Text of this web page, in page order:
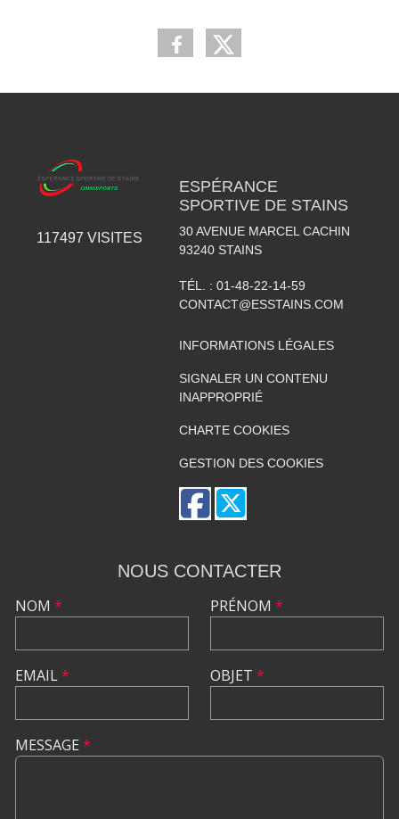
117497 VISITES
ESPÉRANCE
SPORTIVE DE STAINS
30 AVENUE MARCEL CACHIN
93240 STAINS
TÉL. : 01-48-22-14-59
CONTACT@ESSTAINS.COM
INFORMATIONS LÉGALES
SIGNALER UN CONTENU
INAPPROPRIÉ
CHARTE COOKIES
GESTION DES COOKIES
NOUS CONTACTER
NOM *
EMAIL*
PRÉNOM *
OBJET *
MESSAGE *